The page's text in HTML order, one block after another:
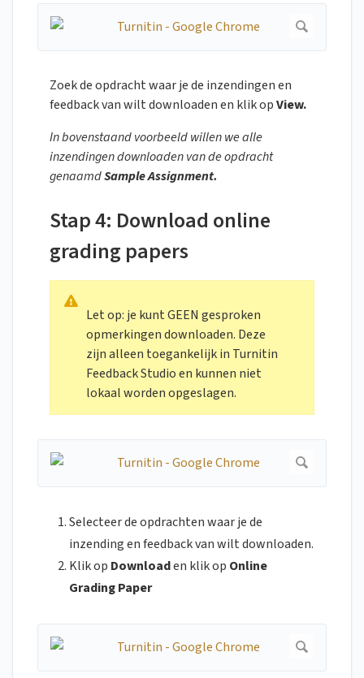
Zoek de opdracht waar je de inzendingen en
feedback van wilt downloaden en klik opView.
In bovenstaand voorbeeld willen we alle
inzendingen downloaden van de opdracht
genaamdSample Assignment.
Stap 4: Download online
grading papers
Let op: je kunt GEEN gesproken
opmerkingen downloaden. Deze
zijn alleen toegankelijk in Turnitin
Feedback Studio en kunnen niet
lokaal worden opgeslagen.
Selecteer de opdrachten waar je de
inzending en feedback van wilt downloaden.
Klik op Downloaden klik op Online
Grading Paper